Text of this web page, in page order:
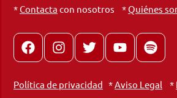
*Contacta con nosotros *Quiénes
FacebookInstagram
X youtubespotify
Política de privacidad *Aviso Legal *